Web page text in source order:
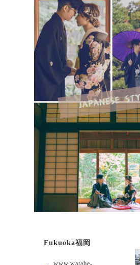
Fukuoka福岡
www.watabe-